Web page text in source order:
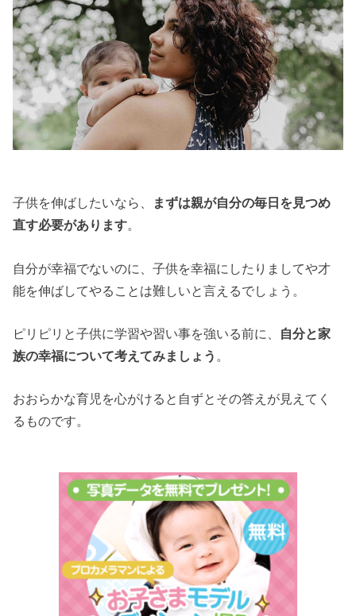
子供を伸ばしたいなら、
まずは親が自分の毎日を見つめ
直す必要があります。
自分が幸福でないのに、子供を幸福にしたりましてや才
能を伸ばしてやることは難しいと言えるでしょう。
ピリピリと子供に学習や習い事を強いる前に、 自分と家
族の幸福について考えてみましょう 。
おおらかな育児を心がけると自ずとその答えが見えてく
るものです。